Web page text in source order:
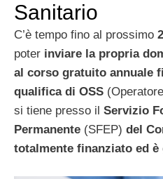
Sanitario
C’è tempo fino al prossimo
poter inviare la propria
al corso gratuito annuale
qualifica di OSS
si tiene presso il Servizio
Permanente (SFEP) del
totalmente finanziato ed è